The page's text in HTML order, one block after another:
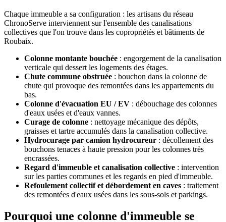
Chaque immeuble a sa configuration : les artisans du réseau
ChronoServe interviennent sur l'ensemble des canalisations
collectives que l'on trouve dans les copropriétés et bâtiments de
Roubaix.
Colonne montante bouchée : engorgement de la canalisation
verticale qui dessert les logements des étages.
Chute commune obstruée : bouchon dans la colonne de
chute qui provoque des remontées dans les appartements du
bas.
Colonne d'évacuation EU / EV : débouchage des colonnes
d'eaux usées et d'eaux vannes.
Curage de colonne : nettoyage mécanique des dépôts,
graisses et tartre accumulés dans la canalisation collective.
Hydrocurage par camion hydrocureur : décollement des
bouchons tenaces à haute pression pour les colonnes très
encrassées.
Regard d'immeuble et canalisation collective : intervention
sur les parties communes et les regards en pied d'immeuble.
Refoulement collectif et débordement en caves : traitement
des remontées d'eaux usées dans les sous-sols et parkings.
Pourquoi une colonne d'immeuble se